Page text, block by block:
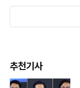
추천기사